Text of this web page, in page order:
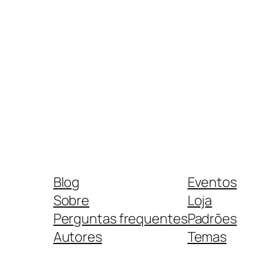
Blog
Sobre
Perguntas frequentes
Autores
Eventos
Loja
Padrões
Temas